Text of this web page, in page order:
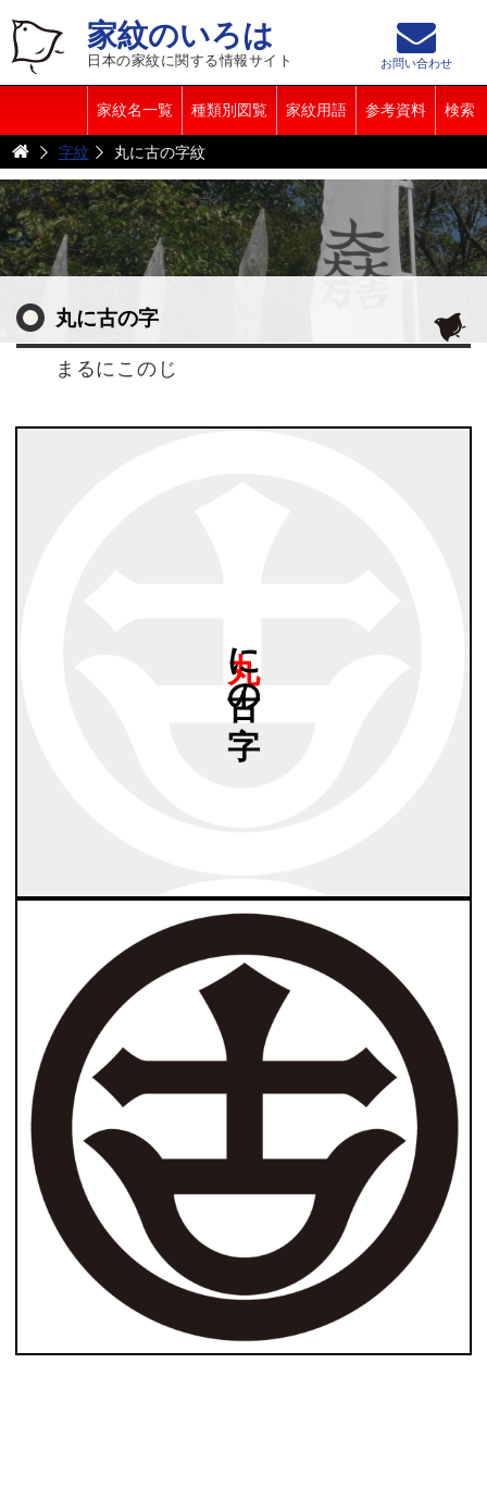
家紋のいろは
日本の家紋に関する情報サイト
家紋名一覧 種類別図覧 家紋用語 参考資料 検索
お問い合わせ
字紋 丸に古の字紋
丸に古の字
まるにこのじ
字